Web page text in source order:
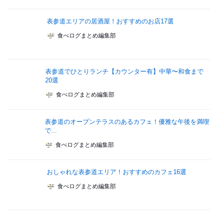
表参道エリアの居酒屋！おすすめのお店17選
食べログまとめ編集部
表参道でひとりランチ【カウンター有】中華〜和食まで
20選
食べログまとめ編集部
表参道のオープンテラスのあるカフェ！優雅な午後を満喫
で...
食べログまとめ編集部
おしゃれな表参道エリア！おすすめのカフェ16選
食べログまとめ編集部